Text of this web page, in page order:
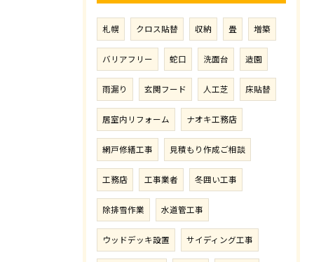
札幌 クロス貼替 収納 畳 増築
バリアフリー 蛇口 洗面台 造園
雨漏り 玄関フード 人工芝 床貼替
居室内リフォーム ナオキ工務店
網戸修繕工事 見積もり作成ご相談
工務店 工事業者 冬囲い工事
除排雪作業 水道管工事
ウッドデッキ設置 サイディング工事